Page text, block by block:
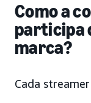
Como a
participa
marca?
Cada